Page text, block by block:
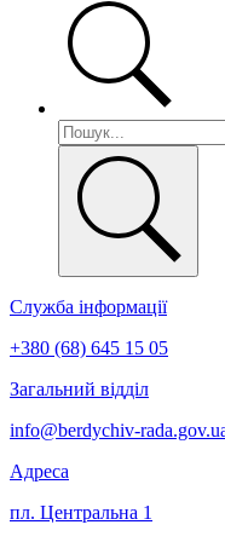
Служба інформації
+380 (68) 645 15 05
Загальний відділ
info@berdychiv-
Адреса
пл. Центральна 1